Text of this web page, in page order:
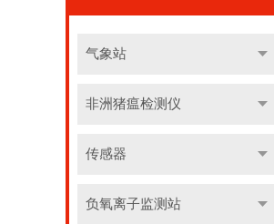
气象站
非洲猪瘟检测仪
传感器
负氧离子监测站